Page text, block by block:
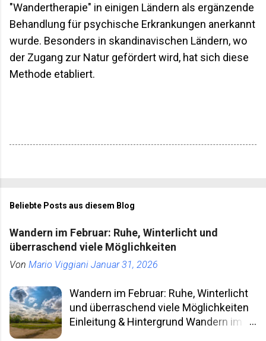
"Wandertherapie" in einigen Ländern als ergänzende
Behandlung für psychische Erkrankungen anerkannt
wurde. Besonders in skandinavischen Ländern, wo
der Zugang zur Natur gefördert wird, hat sich diese
Methode etabliert.
Beliebte Posts aus diesem Blog
Wandern im Februar: Ruhe, Winterlicht und
überraschend viele Möglichkeiten
Von Mario Viggiani Januar 31, 2026
Wandern im Februar: Ruhe, Winterlicht
und überraschend viele Möglichkeiten
Einleitung & Hintergrund Wandern im